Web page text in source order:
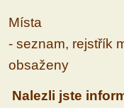
Místa
- seznam, rejstřík
obsaženy
Nalezli jste